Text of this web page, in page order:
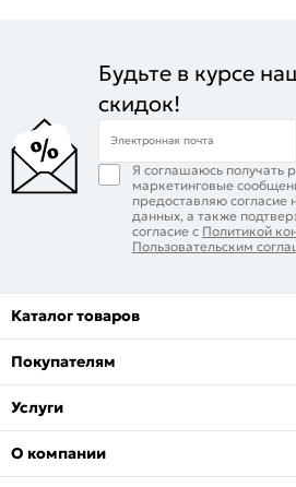
Будьте в курсе
скидок!
Электронная почта
Я соглашаюсь получать
маркетинговые
предоставляю согласие
данных, а также
согласие с Политикой
Пользовательским
Каталог товаров
Покупателям
Услуги
О компании